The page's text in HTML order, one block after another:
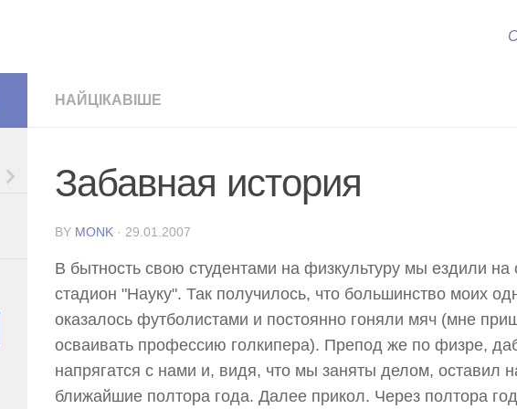
НАЙЦІКАВІШЕ
Забавная история
BY MONK · 29.01.2007
В бытность свою студентами на физкультуру мы ездили на
стадион "Науку". Так получилось, что большинство моих
оказалось футболистами и постоянно гоняли мяч (мне
осваивать профессию голкипера). Препод же по физре,
напрягатся с нами и, видя, что мы заняты делом, оставил
ближайшие полтора года. Далее прикол. Через полтора